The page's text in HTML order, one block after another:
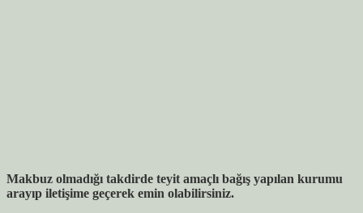
Makbuz olmadığı takdirde teyit amaçlı bağış yapılan kurumu
arayıp iletişime geçerek emin olabilirsiniz.